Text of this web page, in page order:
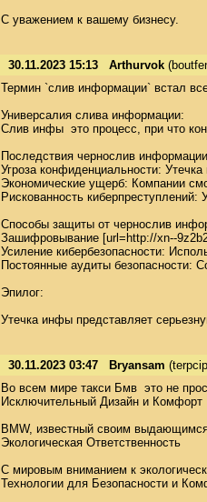
С уважением к вашему бизнесу.
30.11.2023 15:13 Arthurvok
Термин `слив информации` встал
Универсалия слива информации:
Слив инфы  это процесс, при что
Последствия чернослив
Угроза конфиденциальности:
Экономические ущерб: Компании
Рискованность
Способы защиты от чернослив
Зашифровывание [url=http://xn--
Усиление кибербезопасности:
Постоянные аудиты безопасности:
Эпилог:
Утечка инфы представляет
30.11.2023 03:47 Bryansam
Во всем мире такси Бмв  это не
Исключительный Дизайн и Комфорт
BMW, известный своим
Экологическая Ответственность
С мировым вниманием к
Технологии для Безопасности и